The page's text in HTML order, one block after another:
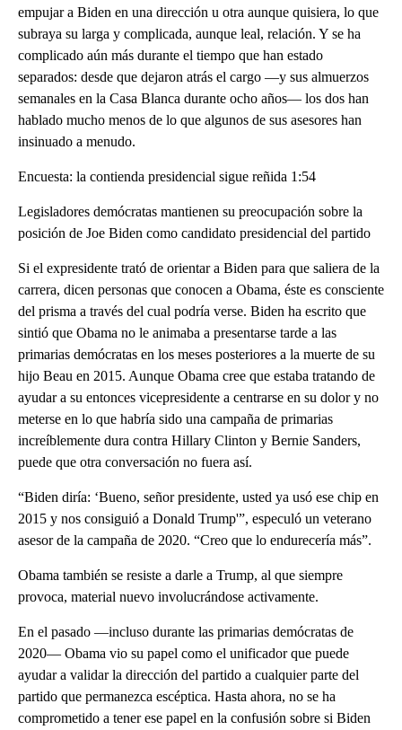
empujar a Biden en una dirección u otra aunque quisiera, lo que
subraya su larga y complicada, aunque leal, relación. Y se ha
complicado aún más durante el tiempo que han estado
separados: desde que dejaron atrás el cargo —y sus almuerzos
semanales en la Casa Blanca durante ocho años— los dos han
hablado mucho menos de lo que algunos de sus asesores han
insinuado a menudo.
Encuesta: la contienda presidencial sigue reñida 1:54
Legisladores demócratas mantienen su preocupación sobre la
posición de Joe Biden como candidato presidencial del partido
Si el expresidente trató de orientar a Biden para que saliera de la
carrera, dicen personas que conocen a Obama, éste es consciente
del prisma a través del cual podría verse. Biden ha escrito que
sintió que Obama no le animaba a presentarse tarde a las
primarias demócratas en los meses posteriores a la muerte de su
hijo Beau en 2015. Aunque Obama cree que estaba tratando de
ayudar a su entonces vicepresidente a centrarse en su dolor y no
meterse en lo que habría sido una campaña de primarias
increíblemente dura contra Hillary Clinton y Bernie Sanders,
puede que otra conversación no fuera así.
“Biden diría: ‘Bueno, señor presidente, usted ya usó ese chip en
2015 y nos consiguió a Donald Trump'”, especuló un veterano
asesor de la campaña de 2020. “Creo que lo endurecería más”.
Obama también se resiste a darle a Trump, al que siempre
provoca, material nuevo involucrándose activamente.
En el pasado —incluso durante las primarias demócratas de
2020— Obama vio su papel como el unificador que puede
ayudar a validar la dirección del partido a cualquier parte del
partido que permanezca escéptica. Hasta ahora, no se ha
comprometido a tener ese papel en la confusión sobre si Biden